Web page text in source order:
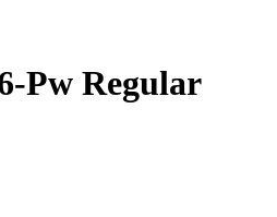
Pw Regular